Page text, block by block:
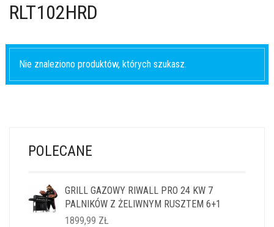
RLT102HRD
Nie znaleziono produktów, których szukasz.
POLECANE
GRILL GAZOWY RIWALL PRO 24 KW 7
PALNIKÓW Z ŻELIWNYM RUSZTEM 6+1
1899,99 ZŁ